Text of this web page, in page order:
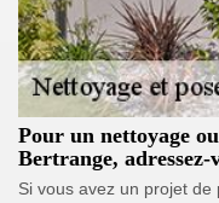
Pour un nettoyage
Bertrange,
Si vous avez un projet